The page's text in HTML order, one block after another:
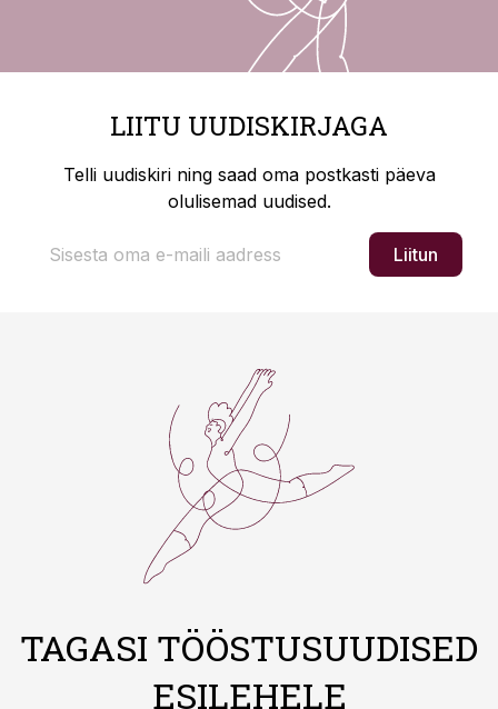
LIITU UUDISKIRJAGA
Telli uudiskiri ning saad oma postkasti päeva
olulisemad uudised.
Liitun
TAGASI TÖÖSTUSUUDISED
ESILEHELE